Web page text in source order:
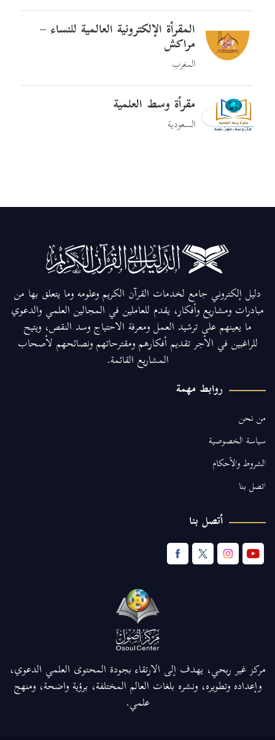
المقرأة الإلكترونية العالمية للنساء –
مراكش
المغرب
مقرأة وسط العلمية
السعودية
دليل إلكتروني جامع لخدمات القرآن الكريم وعلومه وما يتعلق بها من
مبادرات ومشاريع وأفكار، يقدم للعاملين في المجالين العلمي والدعوي
ما يعينهم على ترشيد العمل ومعرفة الاحتياج وسد النقص، ويتيح
للراغبين في الأجر تقديم أفكارهم ومقترحاتهم ونصائحهم لأصحاب
المشاريع القائمة.
روابط مهمة
من نحن
سياسة الخصوصية
الشروط والأحكام
اتصل بنا
أتصل بنا
مركز غير ربحي، يهدف إلى الارتقاء بجودة المحتوى العلمي الدعوي،
وإعداده وتطويره، ونشره بلغات العالم المختلفة، برؤية واضحة، ومنهج
علمي.